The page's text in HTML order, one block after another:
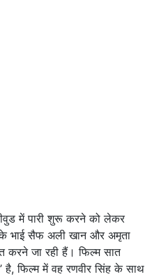
में पारी शुरू करने को लेकर
के भाई सैफ अली खान और अमृता
करने जा रही हैं। फिल्म सात
है, फिल्म में वह रणवीर सिंह के साथ